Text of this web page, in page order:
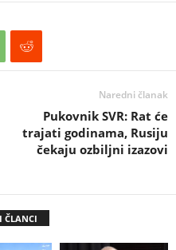
Naredni članak
Pukovnik SVR: Rat će
trajati godinama, Rusiju
čekaju ozbiljni izazovi
ČLANCI